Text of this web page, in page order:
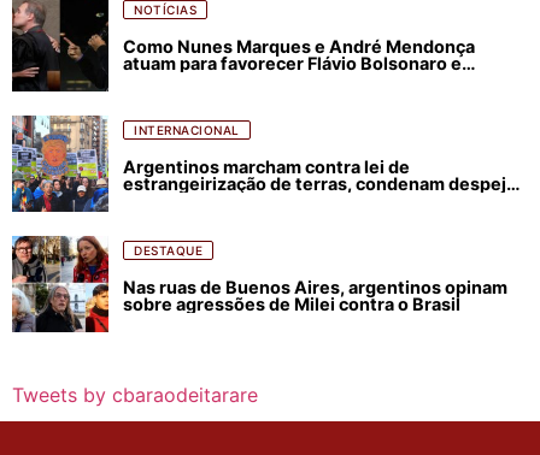
NOTÍCIAS
Como Nunes Marques e André Mendonça
atuam para favorecer Flávio Bolsonaro e
INTERNACIONAL
Argentinos marcham contra lei de
estrangeirização de terras, condenam despejos
DESTAQUE
Nas ruas de Buenos Aires, argentinos opinam
sobre agressões de Milei contra o Brasil
Tweets by cbaraodeitarare